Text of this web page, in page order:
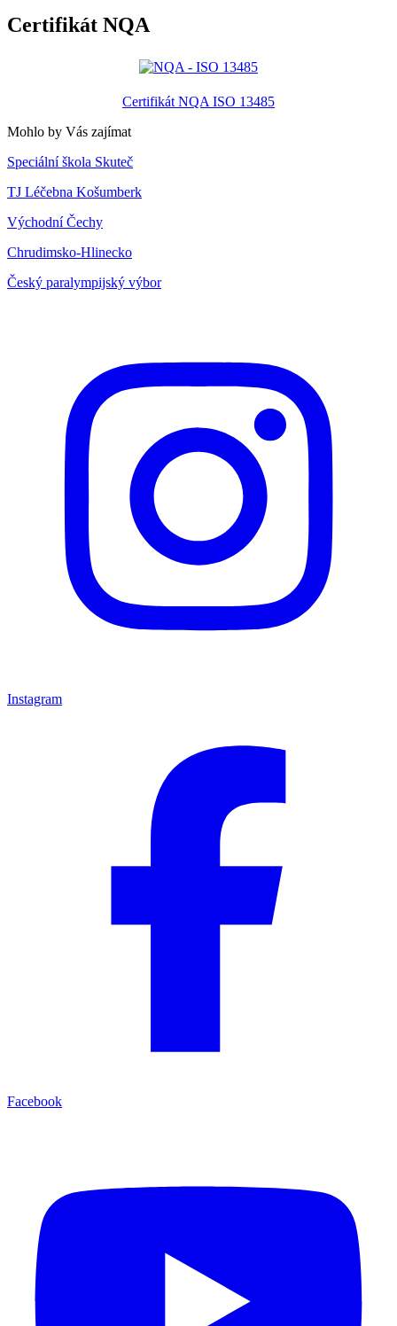
Certifikát NQA
Certifikát NQA ISO 13485
Mohlo by Vás zajímat
Speciální škola Skuteč
TJ Léčebna Košumberk
Východní Čechy
Chrudimsko-Hlinecko
Český paralympijský výbor
Instagram
Facebook